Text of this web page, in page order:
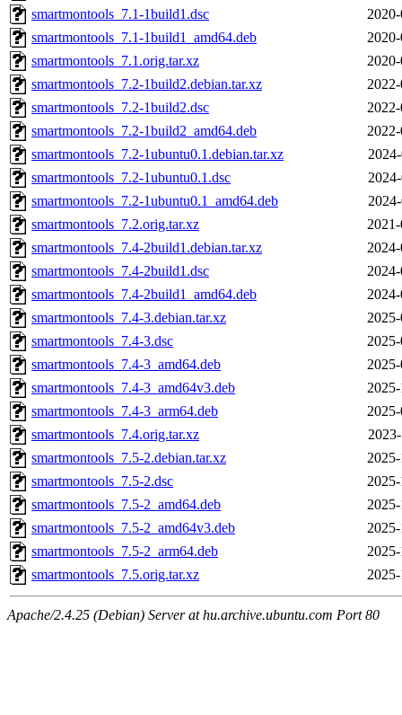
smartmontools_7.1-1build1.dsc
smartmontools_7.1-1build1_amd64.deb
smartmontools_7.1.orig.tar.xz
smartmontools_7.2-1build2.debian.tar.xz
smartmontools_7.2-1build2.dsc
smartmontools_7.2-1build2_amd64.deb
smartmontools_7.2-1ubuntu0.1.debian.tar.xz
smartmontools_7.2-1ubuntu0.1.dsc
smartmontools_7.2-1ubuntu0.1_amd64.deb
smartmontools_7.2.orig.tar.xz
smartmontools_7.4-2build1.debian.tar.xz
smartmontools_7.4-2build1.dsc
smartmontools_7.4-2build1_amd64.deb
smartmontools_7.4-3.debian.tar.xz
smartmontools_7.4-3.dsc
smartmontools_7.4-3_amd64.deb
smartmontools_7.4-3_amd64v3.deb
smartmontools_7.4-3_arm64.deb
smartmontools_7.4.orig.tar.xz
smartmontools_7.5-2.debian.tar.xz
smartmontools_7.5-2.dsc
smartmontools_7.5-2_amd64.deb
smartmontools_7.5-2_amd64v3.deb
smartmontools_7.5-2_arm64.deb
smartmontools_7.5.orig.tar.xz
Apache/2.4.25 (Debian) Server at hu.archive.ubuntu.com Port 80